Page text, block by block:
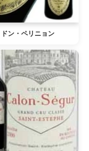
ドン・ペリニョン